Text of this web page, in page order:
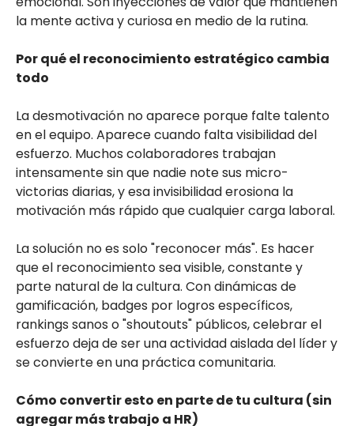
la mente activa y curiosa en medio de la rutina.
Por qué el reconocimiento estratégico cambia
todo
La desmotivación no aparece porque falte talento
en el equipo. Aparece cuando falta visibilidad del
esfuerzo. Muchos colaboradores trabajan
intensamente sin que nadie note sus micro-
victorias diarias, y esa invisibilidad erosiona la
motivación más rápido que cualquier carga laboral.
La solución no es solo "reconocer más". Es hacer
que el reconocimiento sea visible, constante y
parte natural de la cultura. Con dinámicas de
gamificación, badges por logros específicos,
rankings sanos o "shoutouts" públicos, celebrar el
esfuerzo deja de ser una actividad aislada del líder y
se convierte en una práctica comunitaria.
Cómo convertir esto en parte de tu cultura (sin
agregar más trabajo a HR)